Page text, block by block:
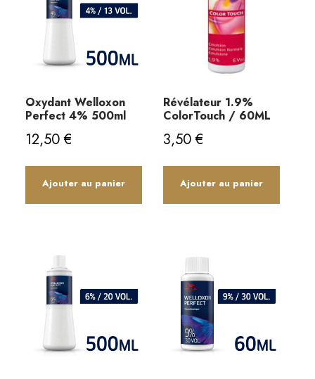
Oxydant Welloxon
Perfect 4% 500ml
12,50€
Ajouter au panier
Révélateur 1.9%
ColorTouch / 60ML
3,50€
Ajouter au panier